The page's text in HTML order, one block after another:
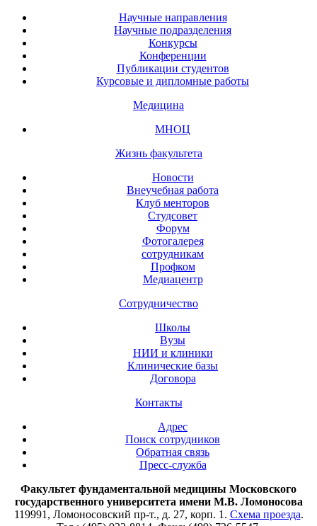
Научные направления
Научные подразделения
Конкурсы
Конференции
Публикации студентов
Курсовые и дипломные работы
Медицина
МНОЦ
Жизнь факультета
Новости
Внеучебная работа
Клуб менторов
Студсовет
Форум
Фотогалерея
сотрудникам
Профком
Медиацентр
Сотрудничество
Школы
Вузы
НИИ и клиники
Клинические базы
Договора
Контакты
Адрес
Поиск сотрудников
Обратная связь
Пресс-служба
Факультет фундаментальной медицины Московского
государственного университета имени М.В. Ломоносова
119991, Ломоносовский пр-т., д. 27, корп. 1. Схема проезда.